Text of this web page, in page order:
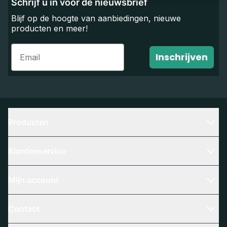
Schrijf u in voor de nieuwsbrief
Blijf op de hoogte van aanbiedingen, nieuwe
producten en meer!
Email
Inschrijven